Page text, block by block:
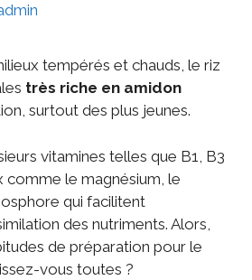
tempérés et chauds, le riz
très riche en amidon
surtout des plus jeunes.
vitamines telles que B1, B3
comme le magnésium, le
qui facilitent
des nutriments. Alors,
de préparation pour le
vous toutes ?